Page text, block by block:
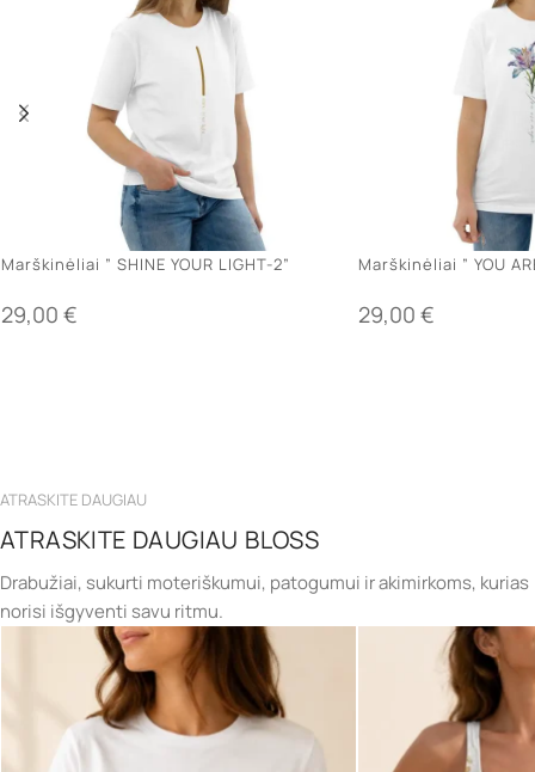
Marškinėliai ” SHINE YOUR LIGHT-2”
29,00 €
Marškinėliai ” YOU
29,00 €
ATRASKITE DAUGIAU
ATRASKITE DAUGIAU BLOSS
Drabužiai, sukurti moteriškumui, patogumui ir akimirkoms, kurias
norisi išgyventi savu ritmu.